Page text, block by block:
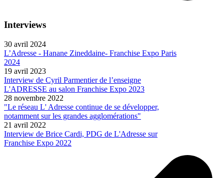
Interviews
30 avril 2024
L’Adresse - Hanane Zineddaine- Franchise Expo Paris
2024
19 avril 2023
Interview de Cyril Parmentier de l’enseigne
L'ADRESSE au salon Franchise Expo 2023
28 novembre 2022
"Le réseau L' Adresse continue de se développer,
notamment sur les grandes agglomérations"
21 avril 2022
Interview de Brice Cardi, PDG de L'Adresse sur
Franchise Expo 2022